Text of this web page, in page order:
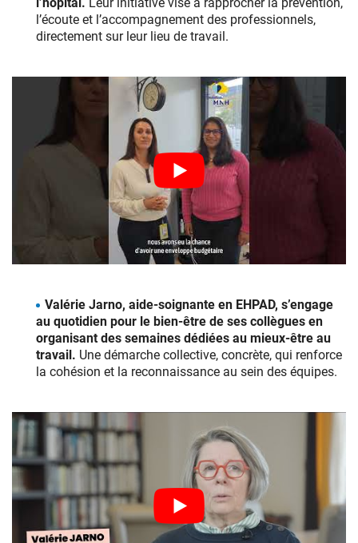
l’hôpital. Leur initiative vise à rapprocher la prévention,
l’écoute et l’accompagnement des professionnels,
directement sur leur lieu de travail.
Valérie Jarno, aide‑soignante en EHPAD, s’engage
au quotidien pour le bien‑être de ses collègues en
organisant des semaines dédiées au mieux‑être au
travail. Une démarche collective, concrète, qui renforce
la cohésion et la reconnaissance au sein des équipes.